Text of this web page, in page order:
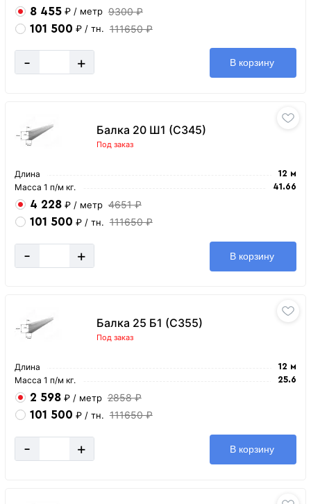
8 455 ₽ / метр 9300 ₽
101 500 ₽ / тн. 111650 ₽
- + В корзину
Балка 20 Ш1 (С345)
Под заказ
Длина 12 м
Масса 1 п/м кг. 41.66
4 228 ₽ / метр 4651 ₽
101 500 ₽ / тн. 111650 ₽
- + В корзину
Балка 25 Б1 (С355)
Под заказ
Длина 12 м
Масса 1 п/м кг. 25.6
2 598 ₽ / метр 2858 ₽
101 500 ₽ / тн. 111650 ₽
- + В корзину